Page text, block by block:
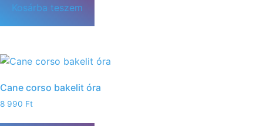
Kosárba teszem
Cane corso bakelit óra
8 990 Ft